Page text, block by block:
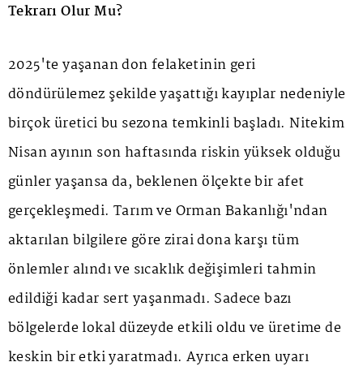
Tekrarı Olur Mu?
2025'te yaşanan don felaketinin geri
döndürülemez şekilde yaşattığı kayıplar nedeniyle
birçok üretici bu sezona temkinli başladı. Nitekim
Nisan ayının son haftasında riskin yüksek olduğu
günler yaşansa da, beklenen ölçekte bir afet
gerçekleşmedi. Tarım ve Orman Bakanlığı'ndan
aktarılan bilgilere göre zirai dona karşı tüm
önlemler alındı ve sıcaklık değişimleri tahmin
edildiği kadar sert yaşanmadı. Sadece bazı
bölgelerde lokal düzeyde etkili oldu ve üretime de
keskin bir etki yaratmadı. Ayrıca erken uyarı